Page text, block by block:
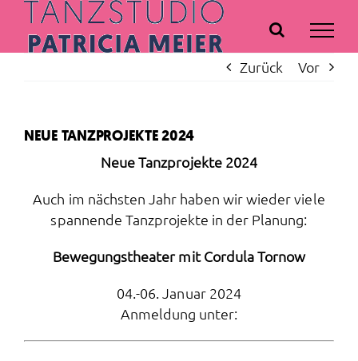
Inhalt
springen
Zurück
Vor
NEUE TANZPROJEKTE 2024
Neue Tanzprojekte 2024
Auch im nächsten Jahr haben wir wieder viele
spannende Tanzprojekte in der Planung:
Bewegungstheater mit Cordula Tornow
04.-06. Januar 2024
Anmeldung unter: